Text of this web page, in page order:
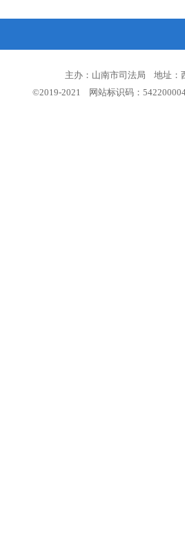
主办：山南市司法局 地址：
©2019-2021 网站标识码：